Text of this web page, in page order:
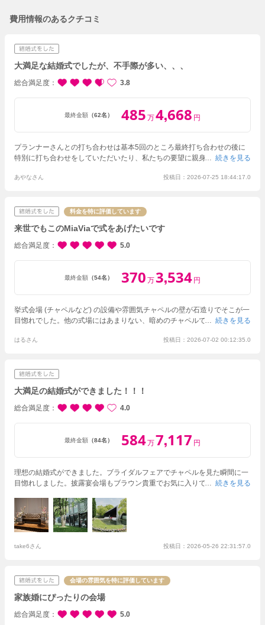
費用情報のあるクチコミ
大満足な結婚式でしたが、不手際が多い、、、
総合満足度 3.8
最終金額 （62名） 485 万4,668 円
プランナーさんとの打ち合わせは基本5回のところ最終打ち合わせの後に
特別に打ち合わせをしていただいたり、私たちの要望に親身になって相談
ットホームな雰囲気になるようこだわりました！ゲストの方からも楽しい
レルギー対応のゲストに謝ってアレルギー対応食ではないものを提供して
ておらず控え室で５分ほど待ち時間があったり、と残念な点も多く挙式が
終わった後すごく複雑な気持ちでいっぱいです。
続きを見る
あやなさん 投稿日：2026-07-25 18:44:17.0
料金を特に評価しています
来世でもこのMiaViaで式をあげたいです
総合満足度 5.0
最終金額 （54名） 370 万3,534 円
挙式会場 (チャペルなど) の設備や雰囲気チャペルの壁が石造りでそこが一
目惚れでした。他の式場にはあまりない、暗めのチャペルですが、自然光
広い人数に対応可能です。
白を基調としているので、テーブルコーディネ
続きを見る
はるさん 投稿日：2026-07-02 00:12:35.0
大満足の結婚式ができました！！！
総合満足度 4.0
最終金額 （84名） 584万7,117 円
理想の結婚式ができました。ブライダルフェアでチャペルを見た瞬間に一
目惚れしました。披露宴会場もブラウン貴重でお気に入りです。ゲストか
っても素敵で新緑の中で素敵な式をあげることができ、大満足です。
続きを見る
take6さん 投稿日：2026-05-26 22:31:57.0
会場の雰囲気を特に評価しています
家族婚にぴったりの会場
総合満足度 5.0